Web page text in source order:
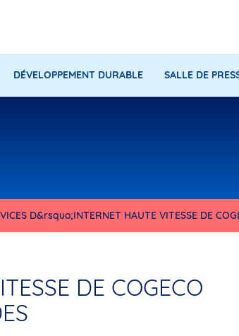
DÉVELOPPEMENT DURABLE SALLE DE
D&rsquo;INTERNET HAUTE VITESSE DE
DE COGECO